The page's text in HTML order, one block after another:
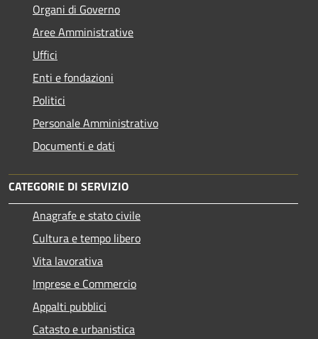
Organi di Governo
Aree Amministrative
Uffici
Enti e fondazioni
Politici
Personale Amministrativo
Documenti e dati
CATEGORIE DI SERVIZIO
Anagrafe e stato civile
Cultura e tempo libero
Vita lavorativa
Imprese e Commercio
Appalti pubblici
Catasto e urbanistica